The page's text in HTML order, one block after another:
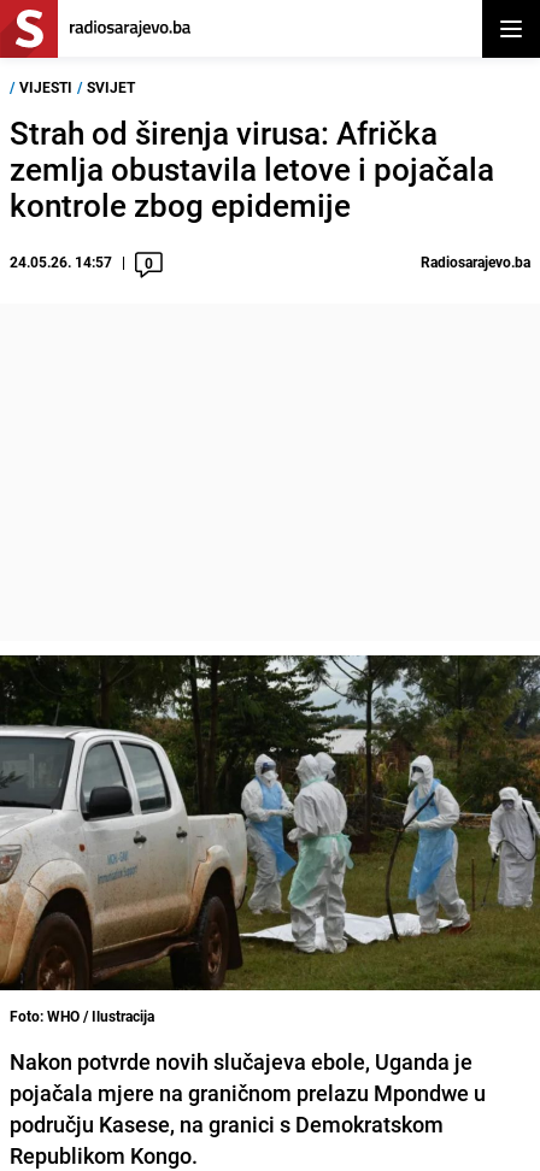
/ VIJESTI / SVIJET
Strah od širenja virusa: Afrička
zemlja obustavila letove i pojačala
kontrole zbog epidemije
24.05.26. 14:57 0 Radiosarajevo.ba
Foto: WHO / Ilustracija
Nakon potvrde novih slučajeva ebole, Uganda je
pojačala mjere na graničnom prelazu Mpondwe u
području Kasese, na granici s Demokratskom
Republikom Kongo.